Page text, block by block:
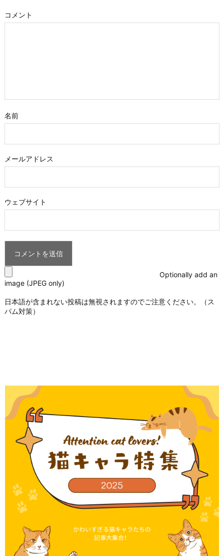
コメント
名前
メールアドレス
ウェブサイト
Optionally add an
image (JPEG only)
日本語が含まれない投稿は無視されますのでご注意ください。（ス
パム対策）